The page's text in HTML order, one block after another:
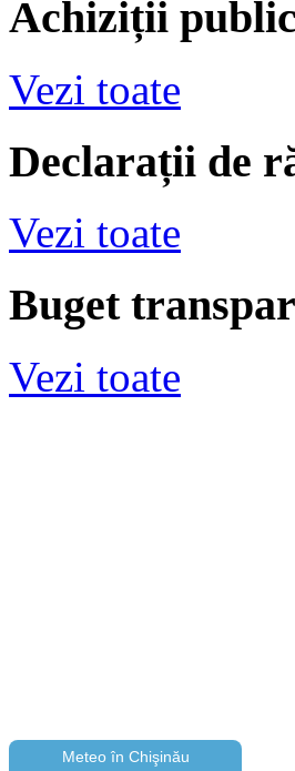
Achiziții
Vezi toate
Declarații de
Vezi toate
Buget
Vezi toate
Meteo în Chişinău